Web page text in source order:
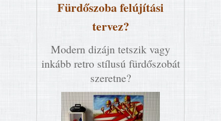
Fürdőszoba felújítási
tervez?
Modern dizájn tetszik vagy
inkább retro stílusú fürdőszobát
szeretne?